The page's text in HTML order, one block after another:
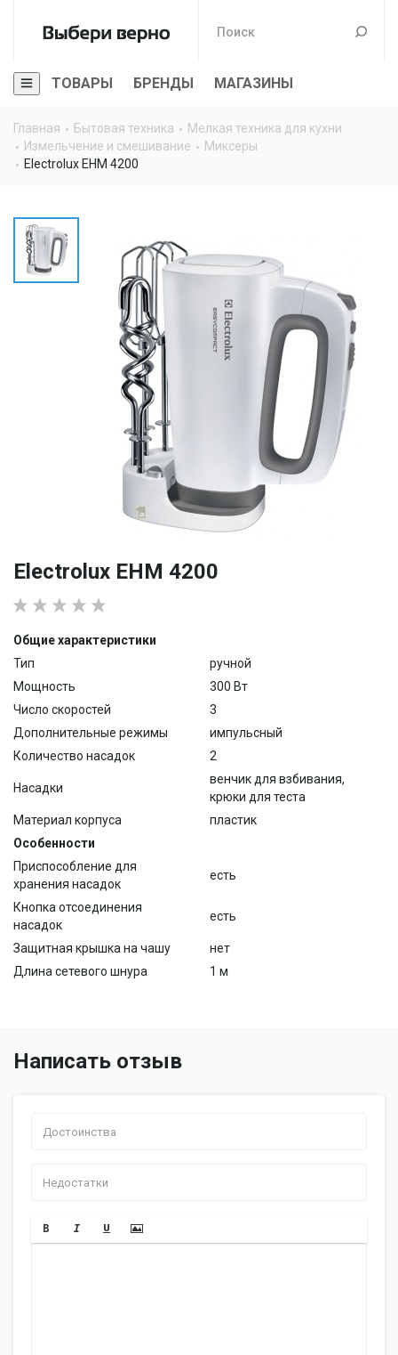
ТОВАРЫ БРЕНДЫ МАГАЗИНЫ
Главная Бытовая техника
Мелкая техника для кухни
Измельчение и смешивание
Миксеры
Electrolux EHM 4200
Electrolux EHM 4200
Общие характеристики
Тип
ручной
Мощность
300 Вт
Число скоростей
3
Дополнительные режимы
импульсный
Количество насадок
2
Насадки
венчик для взбивания,
крюки для теста
Материал корпуса
пластик
Особенности
Приспособление для
хранения насадок
есть
Кнопка отсоединения
насадок
есть
Защитная крышка на чашу
нет
Длина сетевого шнура
1 м
Написать отзыв